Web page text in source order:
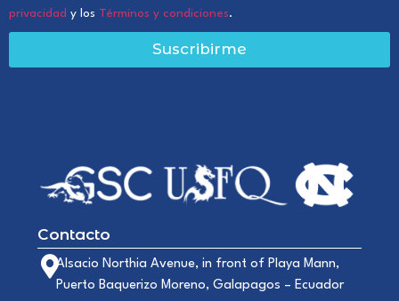
privacidad y los Términos y condiciones.
Suscribirme
Contacto
Alsacio Northia Avenue, in front of Playa Mann,
Puerto Baquerizo Moreno, Galapagos – Ecuador